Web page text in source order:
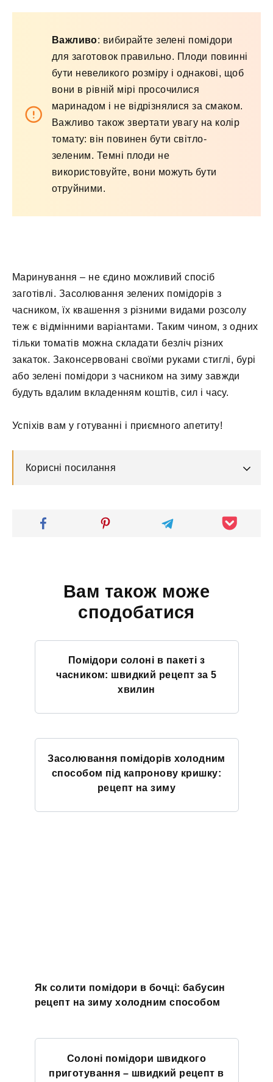
Важливо: вибирайте зелені помідори
для заготовок правильно. Плоди повинні
бути невеликого розміру і однакові, щоб
вони в рівній мірі просочилися
маринадом і не відрізнялися за смаком.
Важливо також звертати увагу на колір
томату: він повинен бути світло-
зеленим. Темні плоди не
використовуйте, вони можуть бути
отруйними.
Маринування – не єдино можливий спосіб
заготівлі. Засолювання зелених помідорів з
часником, їх квашення з різними видами розсолу
теж є відмінними варіантами. Таким чином, з одних
тільки томатів можна складати безліч різних
закаток. Законсервовані своїми руками стиглі, бурі
або зелені помідори з часником на зиму завжди
будуть вдалим вкладенням коштів, сил і часу.
Успіхів вам у готуванні і приємного апетиту!
Корисні посилання
Вам також може
сподобатися
Помідори солоні в пакеті з
часником: швидкий рецепт за 5
хвилин
Засолювання помідорів холодним
способом під капронову кришку:
рецепт на зиму
Як солити помідори в бочці: бабусин
рецепт на зиму холодним способом
Солоні помідори швидкого
приготування – швидкий рецепт в